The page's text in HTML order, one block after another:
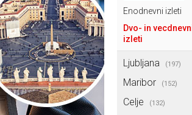
Enodnevni izleti
Dvo- in
izleti
Ljubljana (197)
Maribor (152)
Celje (132)